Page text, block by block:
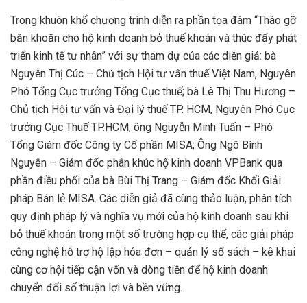
Trong khuôn khổ chương trình diễn ra phần tọa đàm “Tháo gỡ
băn khoăn cho hộ kinh doanh bỏ thuế khoán và thúc đẩy phát
triển kinh tế tư nhân” với sự tham dự của các diễn giả: bà
Nguyễn Thị Cúc – Chủ tịch Hội tư vấn thuế Việt Nam, Nguyên
Phó Tổng Cục trưởng Tổng Cục thuế; bà Lê Thị Thu Hương –
Chủ tịch Hội tư vấn và Đại lý thuế TP. HCM, Nguyên Phó Cục
trưởng Cục Thuế TP.HCM; ông Nguyễn Minh Tuấn – Phó
Tổng Giám đốc Công ty Cổ phần MISA; Ông Ngô Bình
Nguyên – Giám đốc phân khúc hộ kinh doanh VPBank qua
phần điều phối của bà Bùi Thị Trang – Giám đốc Khối Giải
pháp Bán lẻ MISA. Các diễn giả đã cùng thảo luận, phân tích
quy định pháp lý và nghĩa vụ mới của hộ kinh doanh sau khi
bỏ thuế khoán trong một số trường hợp cụ thể, các giải pháp
công nghệ hỗ trợ hộ lập hóa đơn – quản lý sổ sách – kê khai
cùng cơ hội tiếp cận vốn và dòng tiền để hộ kinh doanh
chuyển đổi số thuận lợi và bền vững.